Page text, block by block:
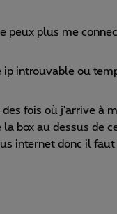
peux plus me
ip introuvable ou
fois où j'arrive à
box au dessus de
internet donc il